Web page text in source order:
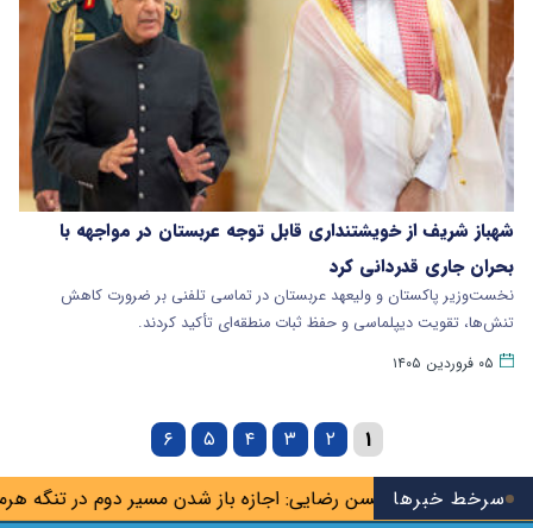
سرخط خبرها
محسن رضایی: اجازه باز شدن مسیر دوم در تنگه هرمز را تیم
شهباز شریف از خویشتنداری قابل توجه عربستان در مواجهه با
بحران جاری قدردانی کرد
نخست‌وزیر پاکستان و ولیعهد عربستان در تماسی تلفنی بر ضرورت کاهش
تنش‌ها، تقویت دیپلماسی و حفظ ثبات منطقه‌ای تأکید کردند.
۰۵ فروردین ۱۴۰۵
۱ ۲ ۳ ۴ ۵ ۶